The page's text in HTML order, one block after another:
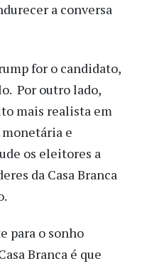
a conversa
for o candidato,
Por outro lado,
mais realista em
e
os eleitores a
da Casa Branca
para o sonho
Branca é que